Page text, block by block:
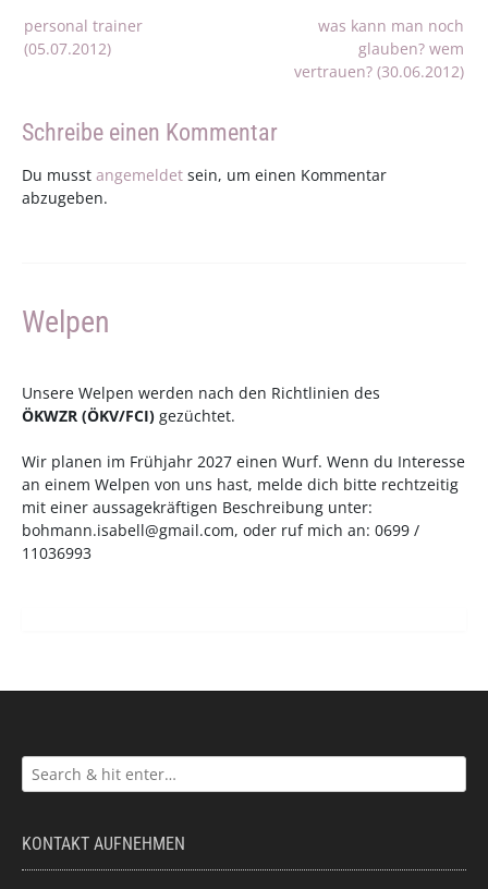
was kann man noch
glauben? wem
vertrauen? (30.06.2012)
personal trainer
(05.07.2012)
Schreibe einen Kommentar
Du musst angemeldet sein, um einen Kommentar
abzugeben.
Welpen
Unsere Welpen werden nach den Richtlinien des
ÖKWZR (ÖKV/FCI) gezüchtet.
Wir planen im Frühjahr 2027 einen Wurf. Wenn du Interesse
an einem Welpen von uns hast, melde dich bitte rechtzeitig
mit einer aussagekräftigen Beschreibung unter:
bohmann.isabell@gmail.com, oder ruf mich an: 0699 /
11036993
KONTAKT AUFNEHMEN